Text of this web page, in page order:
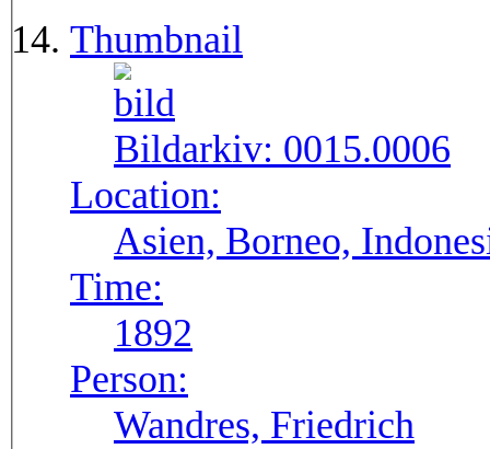
Thumbnail
Bildarkiv: 0015.0006
Location:
Asien, Borneo,
Time:
1892
Person:
Wandres, Friedrich